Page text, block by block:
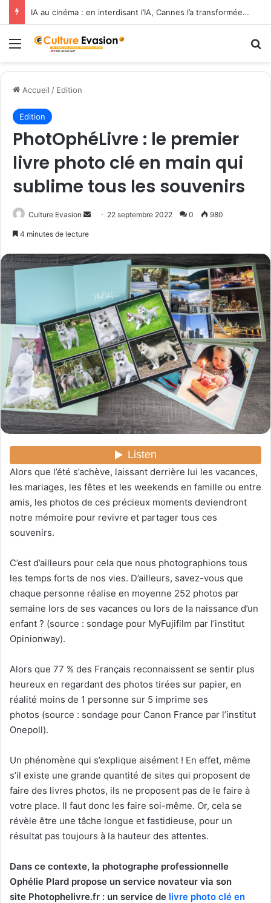
IA au cinéma : en interdisant l’IA, Cannes l’a transformée en label de luxe
Menu
Accueil / Edition
Edition
PhotOphéLivre : le premier
livre photo clé en main qui
sublime tous les souvenirs
Culture Evasion
o
u
n
c
o
u
r
i
e
l
22 septembre 2022 0 980
4 minutes de lecture
Alors que l’été s’achève, laissant derrière lui les vacances,
les mariages, les fêtes et les weekends en famille ou entre
amis, les photos de ces précieux moments deviendront
notre mémoire pour revivre et partager tous ces
souvenirs.
C’est d’ailleurs pour cela que nous photographions tous
les temps forts de nos vies. D’ailleurs, savez-vous que
chaque personne réalise en moyenne 252 photos par
semaine lors de ses vacances ou lors de la naissance d’un
enfant ? (source : sondage pour MyFujifilm par l’institut
Opinionway).
Alors que 77 % des Français reconnaissent se sentir plus
heureux en regardant des photos tirées sur papier, en
réalité moins de 1 personne sur 5 imprime ses
photos (source : sondage pour Canon France par l’institut
Onepoll).
Un phénomène qui s’explique aisément ! En effet, même
s’il existe une grande quantité de sites qui proposent de
faire des livres photos, ils ne proposent pas de le faire à
votre place. Il faut donc les faire soi-même. Or, cela se
révèle être une tâche longue et fastidieuse, pour un
résultat pas toujours à la hauteur des attentes.
Dans ce contexte, la photographe professionnelle
Ophélie Plard propose un service novateur via son
site Photophelivre.fr : un service de livre photo clé en